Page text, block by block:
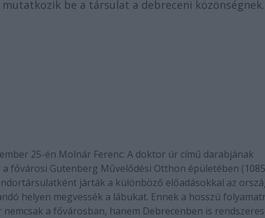
be a társulat a debreceni közönségnek.
25-én Molnár Ferenc: A doktor úr című darabjának
fővárosi Gutenberg Művelődési Otthon épületében (1085
járták a különböző előadásokkal az
helyen megvessék a lábukat. Ennek a hosszú
a fővárosban, hanem Debrecenben is